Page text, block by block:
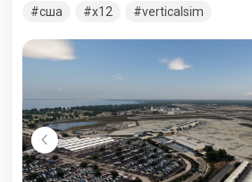
сша
x12 verticalsim